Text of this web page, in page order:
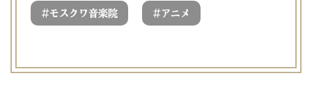
#モスクワ音楽院 # アニメ